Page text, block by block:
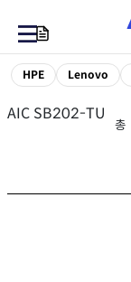
HPE Lenovo
AIC SB202-TU
총